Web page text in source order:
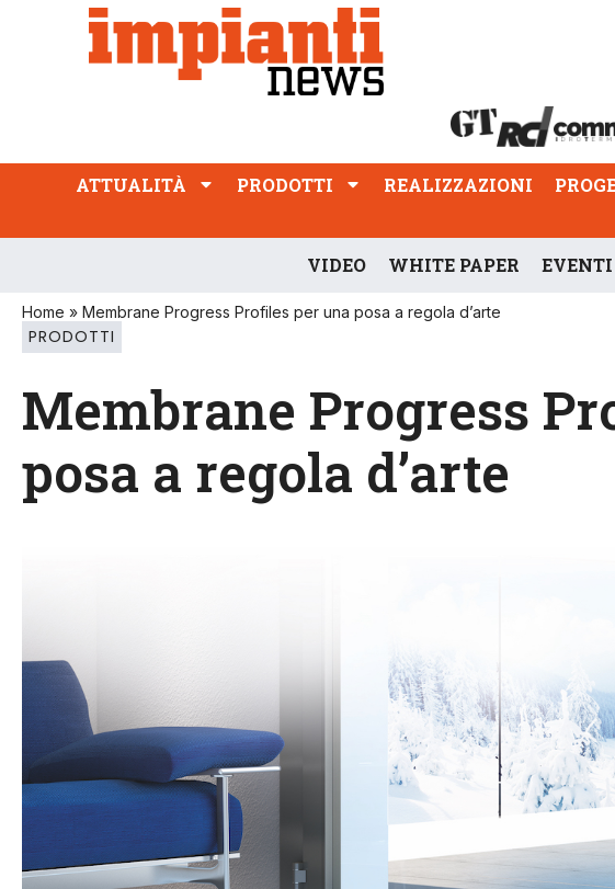
ATTUALITÀ PRODOTTI REALIZZAZIONI
PROFESSIONE
ATTUALITÀ PRODOTTI REALIZZAZIONI
VIDEO WHITE PAPER EVENTI
Home » Membrane Progress Profiles per una posa a regola d’arte
PRODOTTI
Membrane Progress
posa a regola d’arte